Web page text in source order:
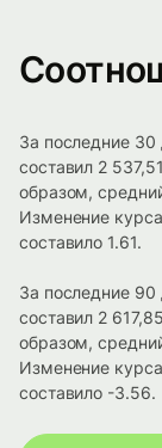
За последние 30
составил 2
образом,
Изменение
составило 1.61.
За последние 90
составил 2
образом,
Изменение
составило -3.56.